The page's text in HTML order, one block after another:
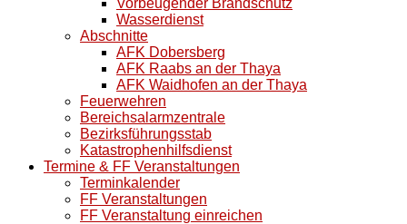
Vorbeugender Brandschutz
Wasserdienst
Abschnitte
AFK Dobersberg
AFK Raabs an der Thaya
AFK Waidhofen an der Thaya
Feuerwehren
Bereichsalarmzentrale
Bezirksführungsstab
Katastrophenhilfsdienst
Termine & FF Veranstaltungen
Terminkalender
FF Veranstaltungen
FF Veranstaltung einreichen